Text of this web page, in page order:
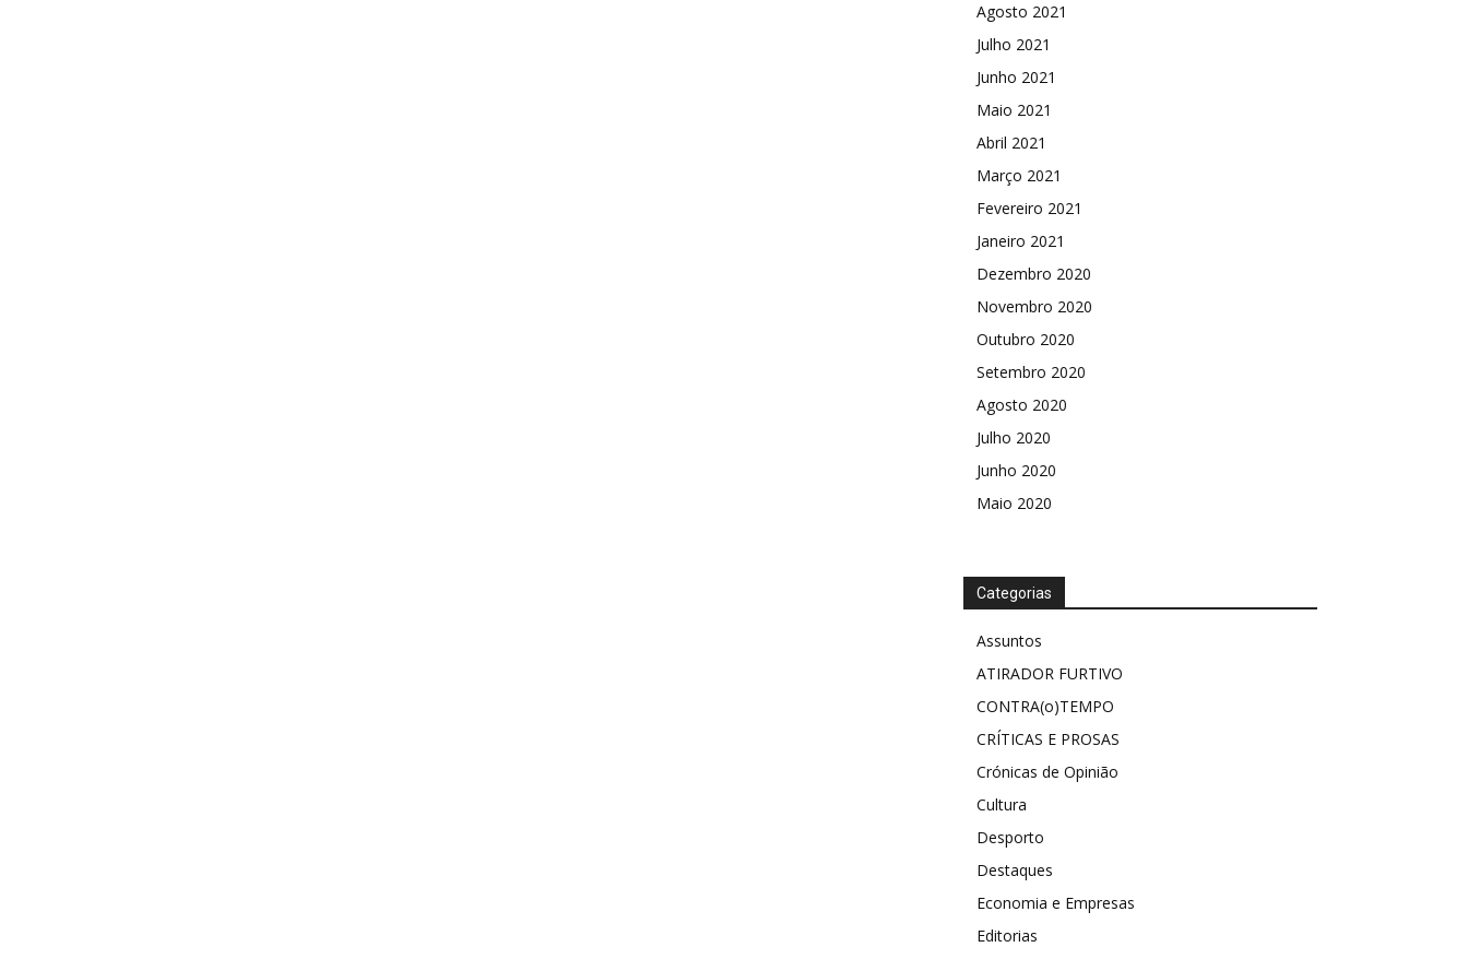
Agosto 2021
Julho 2021
Junho 2021
Maio 2021
Abril 2021
Março 2021
Fevereiro 2021
Janeiro 2021
Dezembro 2020
Novembro 2020
Outubro 2020
Setembro 2020
Agosto 2020
Julho 2020
Junho 2020
Maio 2020
Categorias
Assuntos
ATIRADOR FURTIVO
CONTRA(o)TEMPO
CRÍTICAS E PROSAS
Crónicas de Opinião
Cultura
Desporto
Destaques
Economia e Empresas
Editorias